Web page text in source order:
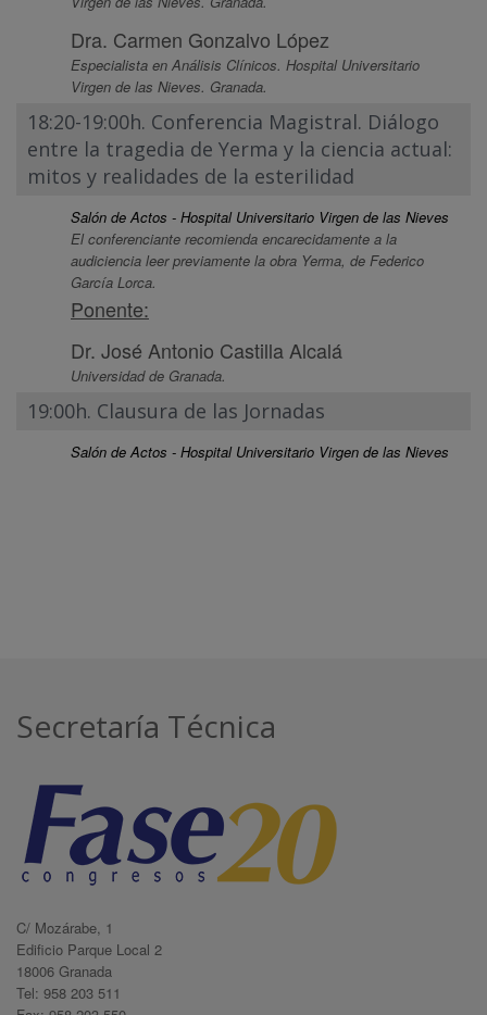
Dra. Carmen Gonzalvo López
Especialista en Análisis Clínicos. Hospital Universitario
Virgen de las Nieves. Granada.
18:20-19:00h. Conferencia Magistral. Diálogo
entre la tragedia de Yerma y la ciencia actual:
mitos y realidades de la esterilidad
Salón de Actos - Hospital Universitario Virgen de las Nieves
El conferenciante recomienda encarecidamente a la
audiciencia leer previamente la obra Yerma, de Federico
García Lorca.
Ponente:
Dr. José Antonio Castilla Alcalá
Universidad de Granada.
19:00h. Clausura de las Jornadas
Salón de Actos - Hospital Universitario Virgen de las Nieves
Secretaría Técnica
C/ Mozárabe, 1
Edificio Parque Local 2
18006 Granada
Tel: 958 203 511